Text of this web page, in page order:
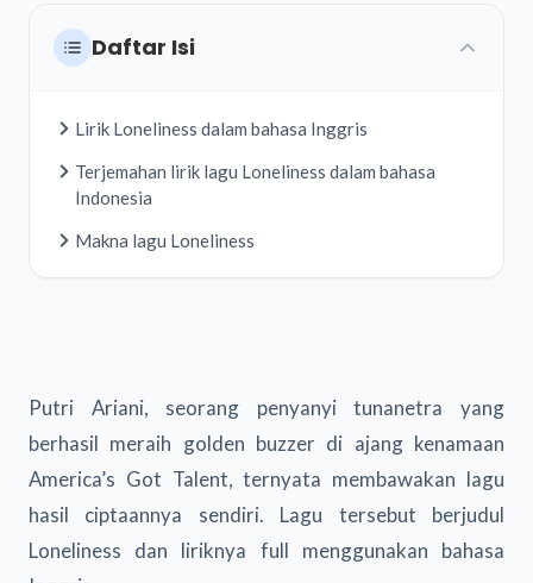
Daftar Isi
Lirik Loneliness dalam bahasa Inggris
Terjemahan lirik lagu Loneliness dalam bahasa
Indonesia
Makna lagu Loneliness
Putri Ariani, seorang penyanyi tunanetra yang
berhasil meraih golden buzzer di ajang kenamaan
America’s Got Talent, ternyata membawakan lagu
hasil ciptaannya sendiri. Lagu tersebut berjudul
Loneliness dan liriknya full menggunakan bahasa